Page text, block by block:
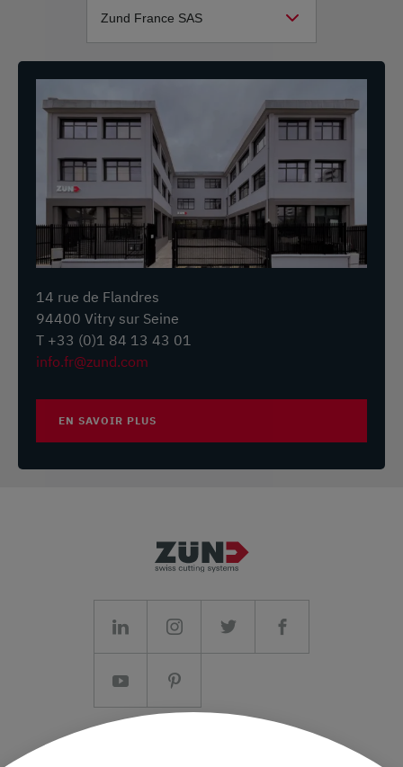
+66 64 184 3159
LEATHER, TEXTILE, GRAPHICS, PACKAGING, COMPOSITE,
AU BUREAU DE LA SUCCURSALE
Zünd Österreich GmbH
Steyrer Straße 56, 3350 Haag
Autriche
Info: +43 7434 43870
Support: +43 7434 43870 70
infoat@zund.com
supportat@zund.com
Zund Italia S.r.l.
LEATHER, TEXTILE, GRAPHICS, PACKAGING, COMPOSITE,
SPECIALS, TECHTEX, TECHNICAL SERVICE
14 rue de Flandres
94400 Vitry sur Seine
T +33 (0)1 84 13 43 01
info.fr@zund.com
EN SAVOIR PLUS